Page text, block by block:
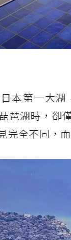
本第一大湖
琶湖時，卻
完全不同，